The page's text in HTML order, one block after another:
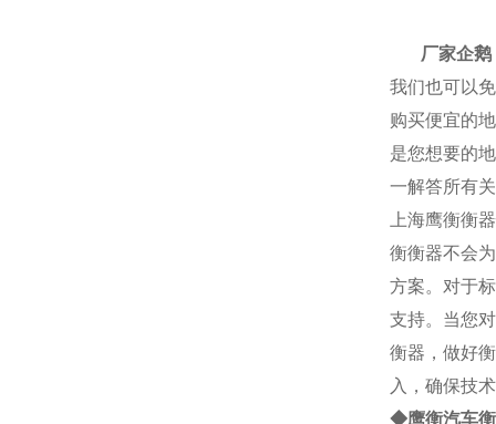
厂家企鹅
我们也可以
购买便宜的
是您想要的
一解答所有
上海鹰衡衡
衡衡器不会
方案。对于
支持。当您
衡器，做好
入，确保技
◆鹰衡汽车衡